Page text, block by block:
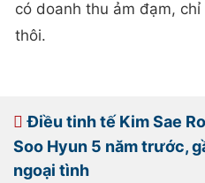
có doanh thu ảm đạm,
thôi.
Điều tinh tế Kim Sae
Soo Hyun 5 năm trước,
ngoại tình